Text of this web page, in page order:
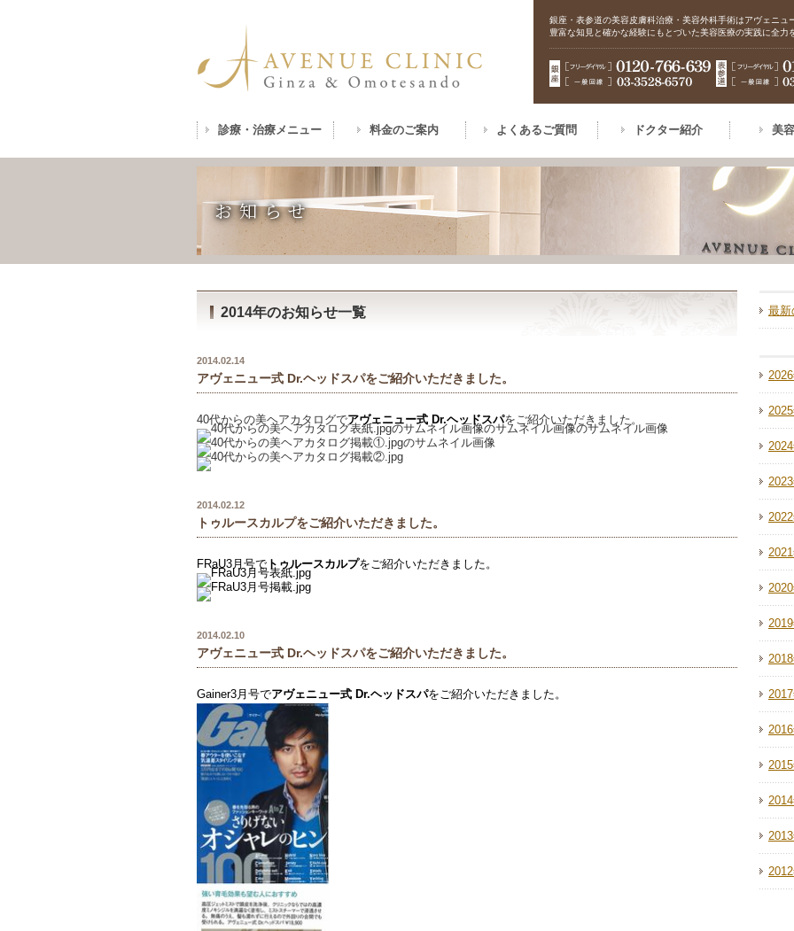
銀座・表参道の美容皮膚科治療・美容外科手術はアヴェニュ
豊富な知見と確かな経験にもとづいた美容医療の実践に全力
診療・治療メニュー 料金のご案内 よくあるご質問 ドクター紹介 美
お知らせ
2014年のお知らせ一覧
2014.02.14
アヴェニュー式 Dr.ヘッドスパをご紹介いただきました。
40代からの美ヘアカタログでアヴェニュー式 Dr.ヘッドスパをご紹介いただきました。
2014.02.12
トゥルースカルプをご紹介いただきました。
FRaU3月号で トゥルースカルプをご紹介いただきました。
2014.02.10
アヴェニュー式 Dr.ヘッドスパをご紹介いただきました。
Gainer3月号でアヴェニュー式 Dr.ヘッドスパをご紹介いただきました。
最新